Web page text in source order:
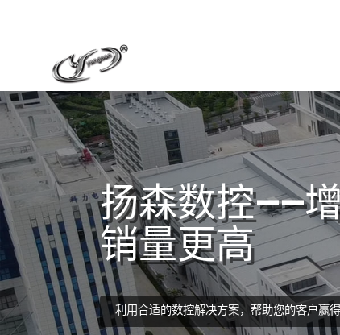
扬森数控——
销量更高
利用合适的数控解决方案，帮助您的客户赢得